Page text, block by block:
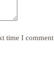
time I